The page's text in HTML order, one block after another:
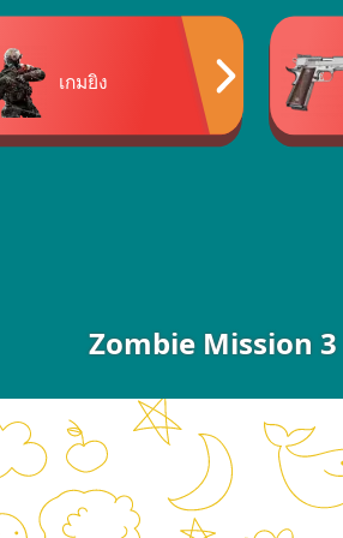
เกมยิง
Zombie Mission 3